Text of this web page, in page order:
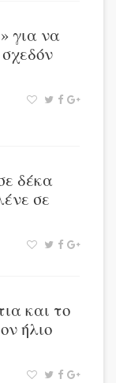
για να
δέκα
σε
και το
ήλιο